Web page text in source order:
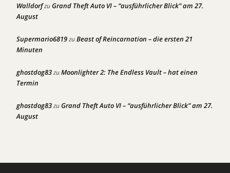
WalldorfzuGrand Theft Auto VI – “ausführlicher Blick” am 27.
August
Supermario6819zuBeast of Reincarnation – die ersten 21
Minuten
ghostdog83zuMoonlighter 2: The Endless Vault – hat einen
Termin
ghostdog83zuGrand Theft Auto VI – “ausführlicher Blick” am 27.
August